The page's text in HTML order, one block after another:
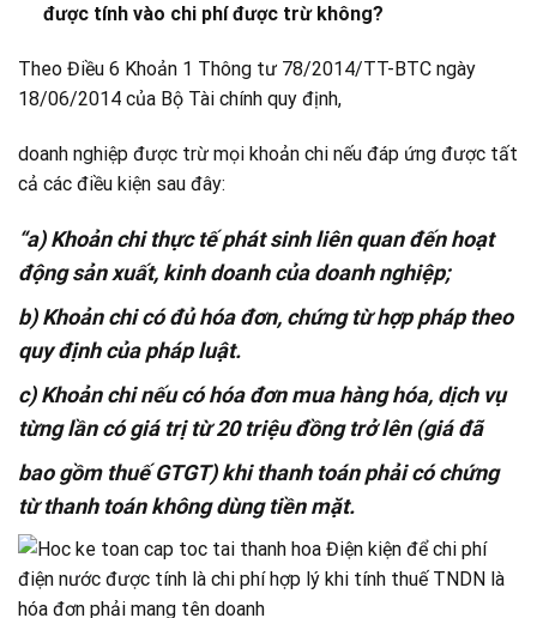
được tính vào chi phí được trừ không?
Theo Điều 6 Khoản 1 Thông tư 78/2014/TT-BTC ngày
18/06/2014 của Bộ Tài chính quy định,
doanh nghiệp được trừ mọi khoản chi nếu đáp ứng được tất
cả các điều kiện sau đây:
“a) Khoản chi thực tế phát sinh liên quan đến hoạt
động sản xuất, kinh doanh của doanh nghiệp;
b) Khoản chi có đủ hóa đơn, chứng từ hợp pháp theo
quy định của pháp luật.
c) Khoản chi nếu có hóa đơn mua hàng hóa, dịch vụ
từng lần có giá trị từ 20 triệu đồng trở lên (giá đã
bao gồm thuế GTGT) khi thanh toán phải có chứng
từ thanh toán không dùng tiền mặt.